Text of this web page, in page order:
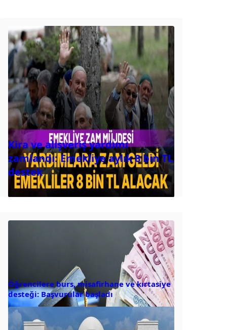
Kira ve alışveriş yardımı
zamlandı: Emekliye aylık 8 bin TL
destek
Öğrencilere burs, misafirhane ve kırtasiye
desteği: Başvurular başladı